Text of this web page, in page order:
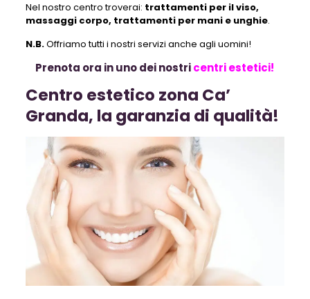
Nel nostro centro troverai: trattamenti per il viso,
massaggi corpo, trattamenti per mani e unghie.
N.B.Offriamo tutti i nostri servizi anche agli uomini!
Prenota ora in uno dei nostricentri estetici!
Centro estetico zona Ca’
Granda, la garanzia di qualità!